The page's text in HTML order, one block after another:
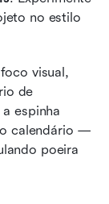
no estilo
visual,
de
espinha
calendário —
poeira